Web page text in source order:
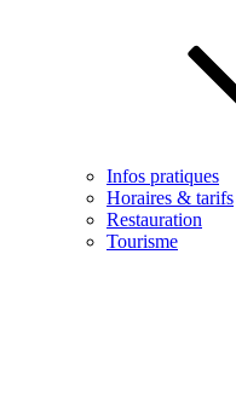
Infos pratiques
Horaires & tarifs
Restauration
Tourisme